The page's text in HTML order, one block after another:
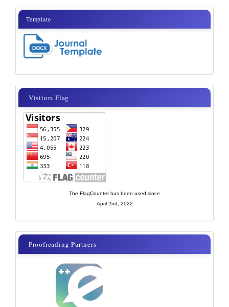
template
Template
visitor
flags
new
Visitors Flag
The FlagCounter has been used since
April 2nd, 2022
proof
reading
partner
Proofreading Partners